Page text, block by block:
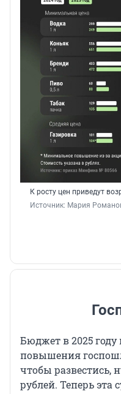
К росту цен приведут
Источник: Мария
Бюджет в 2025 году
повышения
чтобы развестись,
рублей. Теперь эта